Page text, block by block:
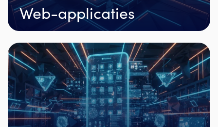
Web-applicaties